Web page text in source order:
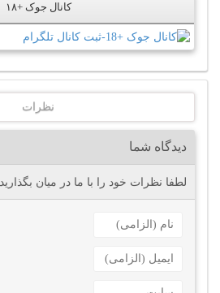
کانال جوک +۱۸
نظرات
دیدگاه شما
لطفا نظرات خود را با ما در میان بگذارید